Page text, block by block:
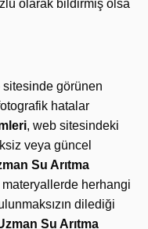
olarak bildirmiş olsa
sitesinde görünen
hatalar
, web sitesindeki
veya güncel
Su Arıtma
herhangi
dilediği
Su Arıtma